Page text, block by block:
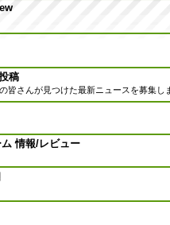
稿
皆さんが見つけた最新ニュースを募集
情報/レビュー